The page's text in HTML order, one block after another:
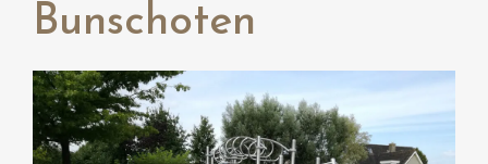
Bunschoten